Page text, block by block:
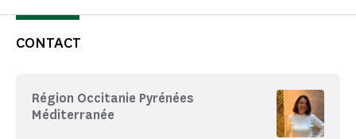
CONTACT
Région Occitanie Pyrénées
Méditerranée